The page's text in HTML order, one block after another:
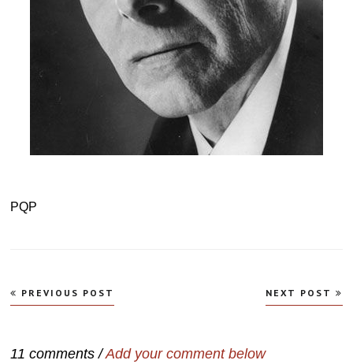
PQP
Navegação
de
PREVIOUS POST NEXT POST
11 comments /Add your comment below